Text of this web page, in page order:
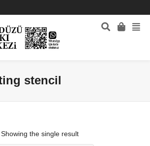
stencil
Showing the single result